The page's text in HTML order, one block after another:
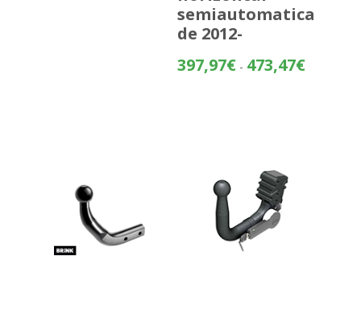
semiautomatica
de 2012-
397,97€ - 473,47€Rango